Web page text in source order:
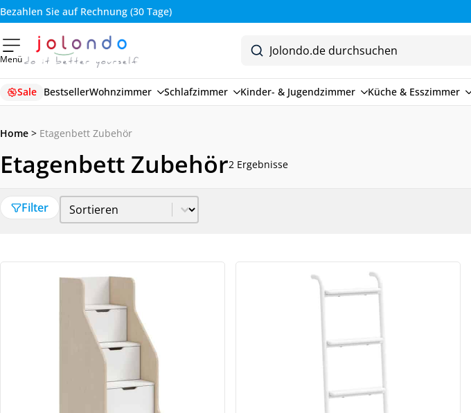
Bezahlen Sie auf Rechnung (30 Tage)
Menü
Sale BestsellerWohnzimmer Schlafzimmer Kinder- & Jugendzimmer Küche & Esszimmer
Home > Etagenbett Zubehör
Etagenbett Zubehör2 Ergebnisse
Filter Sort Price
Sort content